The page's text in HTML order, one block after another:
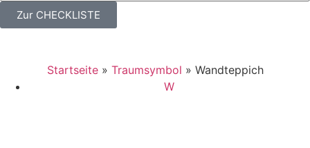
Zur CHECKLISTE
Startseite» Traumsymbol » Wandteppich
W